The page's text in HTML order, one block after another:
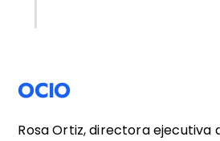
OCIO
Rosa Ortiz, directora ejecutiva